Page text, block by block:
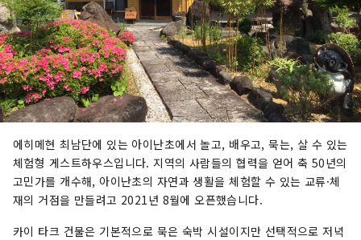
에히메현 최남단에 있는 아이난초에서 놀고, 배우고, 묵는, 살 수 있는
체험형 게스트하우스입니다. 지역의 사람들의 협력을 얻어 축 50년의
고민가를 개수해, 아이난초의 자연과 생활을 체험할 수 있는 교류·체
재의 거점을 만들려고 2021년 8월에 오픈했습니다.
카이 타크 건물은 기본적으로 묵은 숙박 시설이지만 선택적으로 저녁